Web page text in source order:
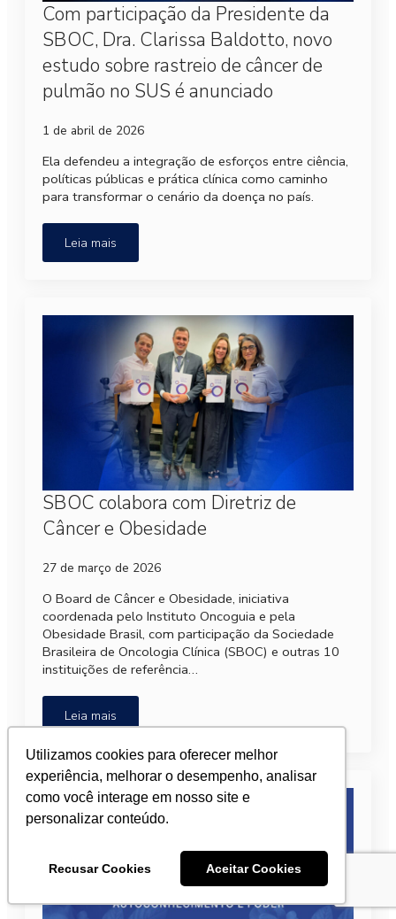
Utilizamos cookies para oferecer melhor
experiência, melhorar o desempenho, analisar
como você interage em nosso site e
personalizar conteúdo.
Recusar Cookies Aceitar Cookies
Com participação da Presidente da
SBOC, Dra. Clarissa Baldotto, novo
estudo sobre rastreio de câncer de
pulmão no SUS é anunciado
1 de abril de 2026
Ela defendeu a integração de esforços entre ciência,
políticas públicas e prática clínica como caminho
para transformar o cenário da doença no país.
Leia mais
SBOC colabora com Diretriz de
Câncer e Obesidade
27 de março de 2026
O Board de Câncer e Obesidade, iniciativa
coordenada pelo Instituto Oncoguia e pela
Obesidade Brasil, com participação da Sociedade
Brasileira de Oncologia Clínica (SBOC) e outras 10
instituições de referência…
Leia mais